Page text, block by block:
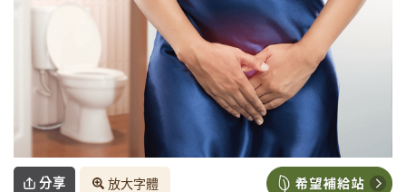
分享 放大字體